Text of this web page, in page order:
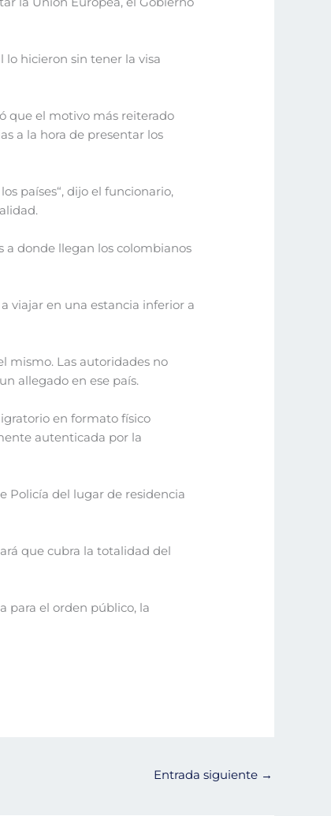
lo hicieron sin tener la visa
que el motivo más reiterado
a la hora de presentar los
países“, dijo el funcionario,
a donde llegan los colombianos
viajar en una estancia inferior a
mismo. Las autoridades no
allegado en ese país.
en formato físico
autenticada por la
Policía del lugar de residencia
que cubra la totalidad del
para el orden público, la
Entrada siguiente →